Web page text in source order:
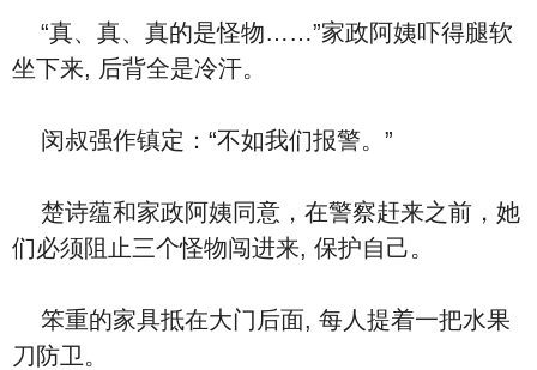
“真、真、真的是怪物……”家政阿姨吓得腿软
坐下来, 后背全是冷汗。
闵叔强作镇定：“不如我们报警。”
楚诗蕴和家政阿姨同意，在警察赶来之前，她
们必须阻止三个怪物闯进来, 保护自己。
笨重的家具抵在大门后面, 每人提着一把水果
刀防卫。